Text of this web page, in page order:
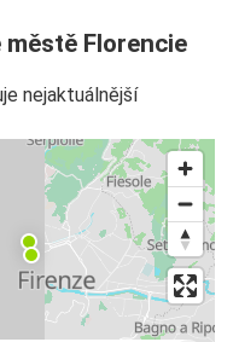
Florencie
nejaktuálnější